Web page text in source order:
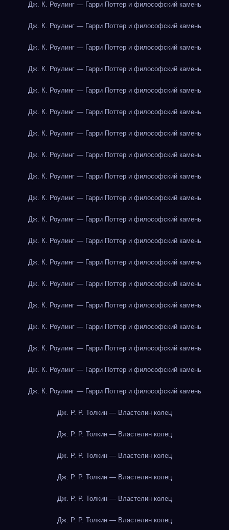
Дж. К. Роулинг — Гарри Поттер и философский камень
Дж. К. Роулинг — Гарри Поттер и философский камень
Дж. К. Роулинг — Гарри Поттер и философский камень
Дж. К. Роулинг — Гарри Поттер и философский камень
Дж. К. Роулинг — Гарри Поттер и философский камень
Дж. К. Роулинг — Гарри Поттер и философский камень
Дж. К. Роулинг — Гарри Поттер и философский камень
Дж. К. Роулинг — Гарри Поттер и философский камень
Дж. К. Роулинг — Гарри Поттер и философский камень
Дж. К. Роулинг — Гарри Поттер и философский камень
Дж. К. Роулинг — Гарри Поттер и философский камень
Дж. К. Роулинг — Гарри Поттер и философский камень
Дж. К. Роулинг — Гарри Поттер и философский камень
Дж. К. Роулинг — Гарри Поттер и философский камень
Дж. К. Роулинг — Гарри Поттер и философский камень
Дж. К. Роулинг — Гарри Поттер и философский камень
Дж. К. Роулинг — Гарри Поттер и философский камень
Дж. К. Роулинг — Гарри Поттер и философский камень
Дж. К. Роулинг — Гарри Поттер и философский камень
Дж. Р. Р. Толкин — Властелин колец
Дж. Р. Р. Толкин — Властелин колец
Дж. Р. Р. Толкин — Властелин колец
Дж. Р. Р. Толкин — Властелин колец
Дж. Р. Р. Толкин — Властелин колец
Дж. Р. Р. Толкин — Властелин колец